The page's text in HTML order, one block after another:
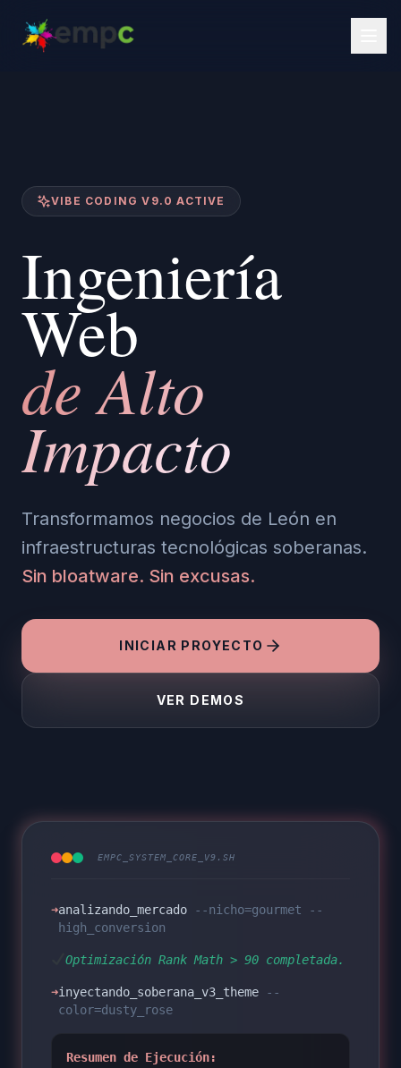
VIBE CODING V9.0 ACTIVE
Ingeniería
Web
de Alto
Impacto
Transformamos negocios de León en
infraestructuras tecnológicas soberanas.
Sin bloatware. Sin excusas.
INICIAR PROYECTO
VER DEMOS
EMPC_SYSTEM_CORE_V9.SH
➜analizando_mercado
--nicho=gourmet --
high_conversion
Optimización Rank Math > 90 completada.
➜inyectando_soberana_v3_theme
--
color=dusty_rose
Resumen de Ejecución: